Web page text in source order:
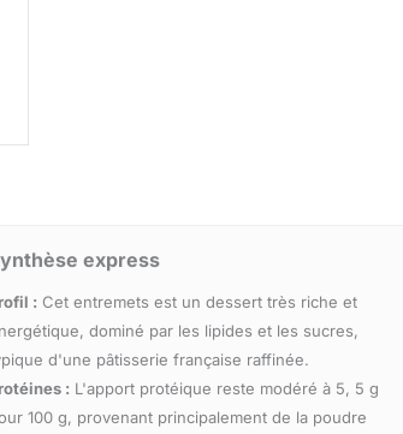
express
: Cet entremets est un dessert très riche et
dominé par les lipides et les sucres,
d'une pâtisserie française raffinée.
: L'apport protéique reste modéré à 5, 5 g
100 g, provenant principalement de la poudre